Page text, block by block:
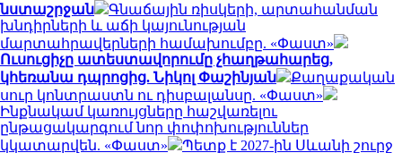
նստաշրջան
Գնաճային ռիսկերի, արտահանման
խնդիրների և աճի կայունության
մարտահրավերների համախումբը. «Փաստ»
Ուսուցիչը ատեստավորումը չհաղթահարեց,
կհեռանա դպրոցից. Նիկոլ Փաշինյան
Քաղաքական
սուր կոնտրաստն ու դիսբալանսը. «Փաստ»
Ինքնակամ կառույցները հաշվառելու
ընթացակարգում նոր փոփոխություններ
կկատարվեն. «Փաստ»
Պետք է 2027-ին Սևանի շուրջ